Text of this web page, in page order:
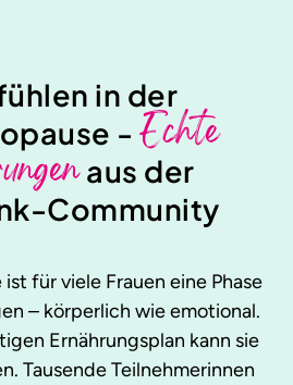
in der
-Echte
aus der
Community
für viele Frauen eine Phase
– körperlich wie emotional.
Ernährungsplan kann sie
Tausende Teilnehmerinnen